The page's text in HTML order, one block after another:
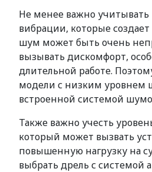
Не менее важно
вибрации, которые
шум может быть очень
вызывать дискомфорт,
длительной работе.
модели с низким уровнем
встроенной системой
Также важно учесть
который может вызвать
повышенную нагрузку на
выбрать дрель с системой